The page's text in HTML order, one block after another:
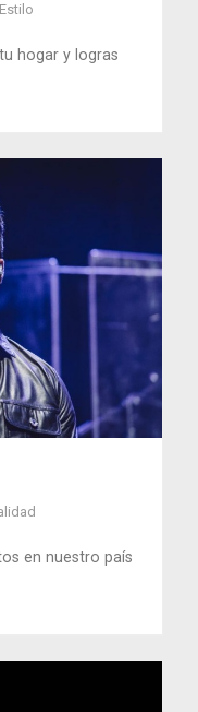
hogar y logras
en nuestro país